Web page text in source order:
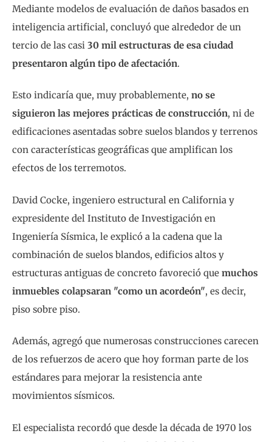
Mediante modelos de evaluación de daños basados en
inteligencia artificial, concluyó que alrededor de un
tercio de las casi 30 mil estructuras de esa ciudad
presentaron algún tipo de afectación.
Esto indicaría que, muy probablemente, no se
siguieron las mejores prácticas de construcción, ni de
edificaciones asentadas sobre suelos blandos y terrenos
con características geográficas que amplifican los
efectos de los terremotos.
David Cocke, ingeniero estructural en California y
expresidente del Instituto de Investigación en
Ingeniería Sísmica, le explicó a la cadena que la
combinación de suelos blandos, edificios altos y
estructuras antiguas de concreto favoreció que muchos
inmuebles colapsaran "como un acordeón", es decir,
piso sobre piso.
Además, agregó que numerosas construcciones carecen
de los refuerzos de acero que hoy forman parte de los
estándares para mejorar la resistencia ante
movimientos sísmicos.
El especialista recordó que desde la década de 1970 los